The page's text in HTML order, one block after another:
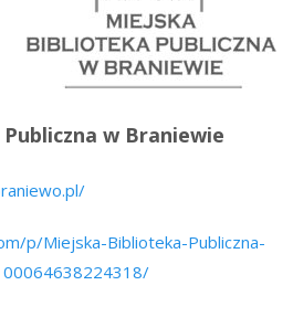
w Braniewie
p/Miejska-Biblioteka-Publiczna-